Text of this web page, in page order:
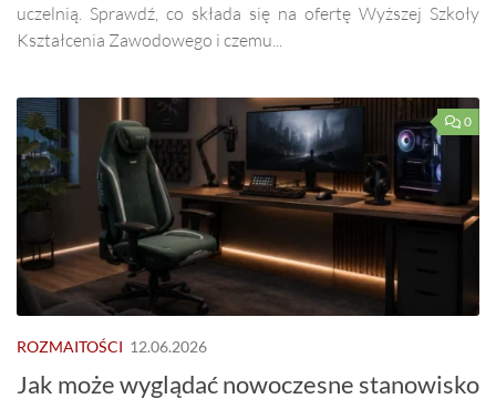
uczelnią. Sprawdź, co składa się na ofertę Wyższej Szkoły
Kształcenia Zawodowego i czemu...
0
ROZMAITOŚCI 12.06.2026
Jak może wyglądać nowoczesne stanowisko